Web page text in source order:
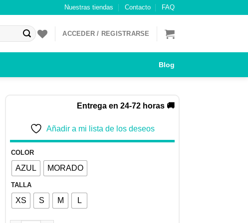
Nuestras tiendas Contacto FAQ
ACCEDER / REGISTRARSE
Blog
Entrega en 24-72 horas 🚚
Añadir a mi lista de los deseos
COLOR
AZUL MORADO
TALLA
XS S M L